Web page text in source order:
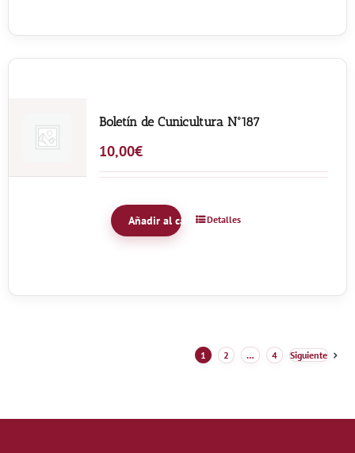
Boletín de Cunicultura Nº187
10,00€
Añadir al carritoDetalles
1 2 … 4 Siguiente